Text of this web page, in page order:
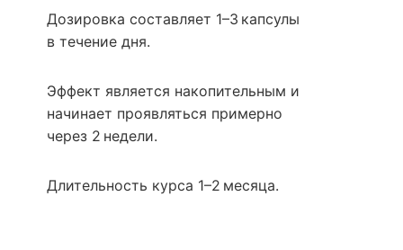
Дозировка составляет 1–3 капсулы
в течение дня.
Эффект является накопительным и
начинает проявляться примерно
через 2 недели.
Длительность курса 1–2 месяца.